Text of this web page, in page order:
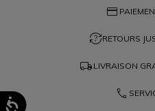
credit_card
question_exchangeRETOURS
local_shipping LIVRAISON
phone